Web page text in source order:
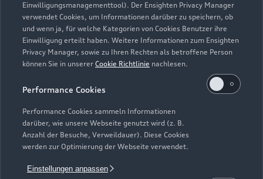
Einwilligungsmanagementtool). Der Ensighten Privacy Manager
verwendet Cookies, um Informationen darüber zu speichern, ob
und wenn ja, für welche Kategorien von Cookies Benutzer ihre
Einwilligung erteilt haben. Weitere Informationen zum Ensighten
Privacy Manager, sowie zu Ihren Rechten als betroffene Person
können Sie in unserer Cookie Richtlinie nachlesen.
Performance Cookies
Performance Cookies sammeln Informationen
darüber, wie unsere Webseite genutzt wird (z. B.
Anzahl der Besuche, Verweildauer). Diese Cookies
werden zur Optimierung der Webseite verwendet.
Einstellungen anpassen
Zurück nach oben
Modelle
Elektromodelle
Plug-in-Hybride
Neuwagensuche
Gebrauchtwagensuche
Service & Zubehör
Saisonale Angebote
Audi Services
Support
Über Audi